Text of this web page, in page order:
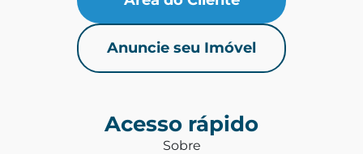
Anuncie seu Imóvel
Acesso rápido
Sobre